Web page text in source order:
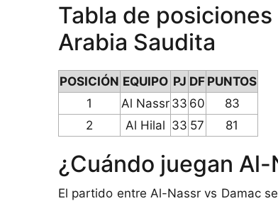
Tabla de
Arabia Saudita
POSICIÓN EQUIPO PJ DF PUNTOS
1
Al Nassr 33 60
83
2
Al Hilal 33 57 81
¿Cuándo juegan Al-
El partido entre Al-Nassr vs Damac